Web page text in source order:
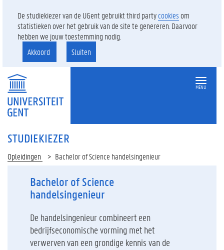
De studiekiezer van de UGent gebruikt third partycookies om
statistieken over het gebruik van de site te genereren. Daarvoor
hebben we jouw toestemming nodig.
Akkoord
Sluiten
MENU
STUDIEKIEZER
Opleidingen Bachelor of Science handelsingenieur
Bachelor of Science
handelsingenieur
De handelsingenieur combineert een
bedrijfseconomische vorming met het
verwerven van een grondige kennis van de